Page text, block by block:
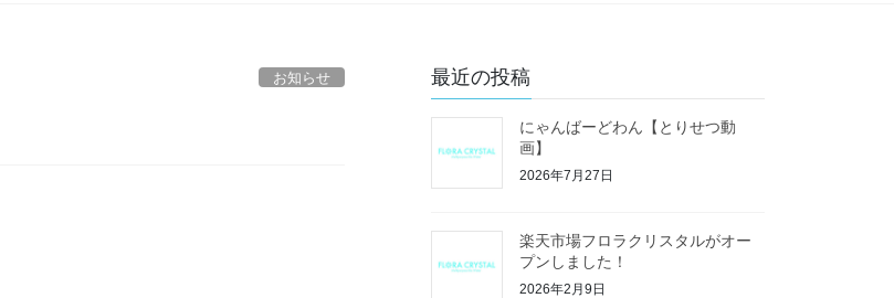
お知らせ 最近の投稿
にゃんばーどわん【とりせつ動
画】
2026年7月27日
楽天市場フロラクリスタルがオー
プンしました！
2026年2月9日